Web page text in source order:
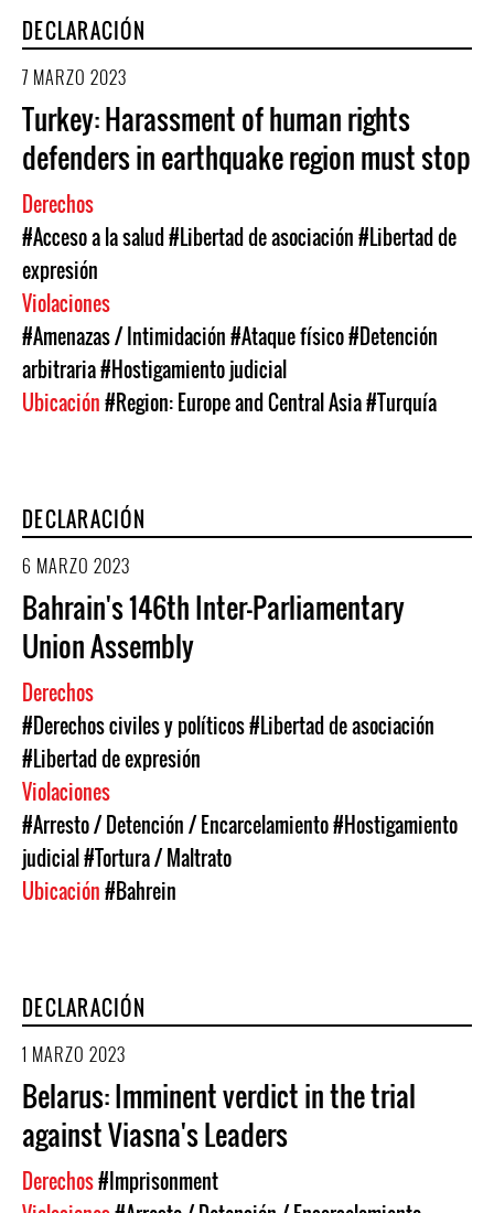
DECLARACIÓN
7 MARZO 2023
Turkey: Harassment of human rights
defenders in earthquake region must stop
Derechos
#Acceso a la salud#Libertad de asociación#Libertad de
expresión
Violaciones
#Amenazas / Intimidación#Ataque físico#Detención
arbitraria#Hostigamiento judicial
Ubicación#Region: Europe and Central Asia#Turquía
DECLARACIÓN
6 MARZO 2023
Bahrain's 146th Inter-Parliamentary
Union Assembly
Derechos
#Derechos civiles y políticos#Libertad de asociación
#Libertad de expresión
Violaciones
#Arresto / Detención / Encarcelamiento#Hostigamiento
judicial#Tortura / Maltrato
Ubicación#Bahrein
DECLARACIÓN
1 MARZO 2023
Belarus: Imminent verdict in the trial
against Viasna's Leaders
Derechos#Imprisonment